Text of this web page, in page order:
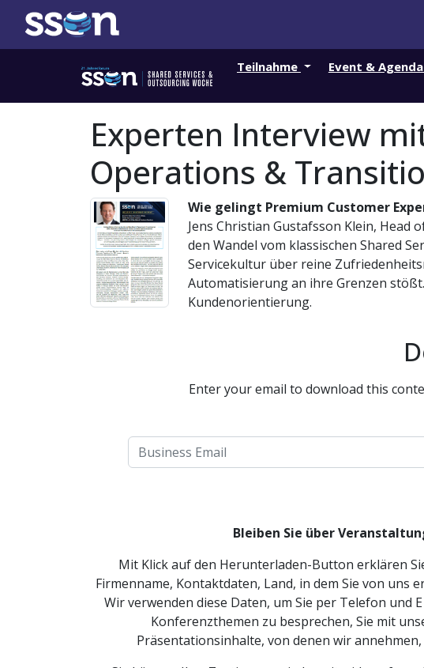
Teilnahme Event & Agenda
Experten Interview
Operations &
Wie gelingt Premium Customer
Jens Christian Gustafsson Klein, Head
den Wandel vom klassischen Shared
Servicekultur über reine
Automatisierung an ihre Grenzen
Kundenorientierung.
Enter your email to download this
Bleiben Sie über
Mit Klick auf den Herunterladen-Button erklären
Firmenname, Kontaktdaten, Land, in dem Sie von
Wir verwenden diese Daten, um Sie per Telefon und
Konferenzthemen zu besprechen, Sie mit
Präsentationsinhalte, von denen wir